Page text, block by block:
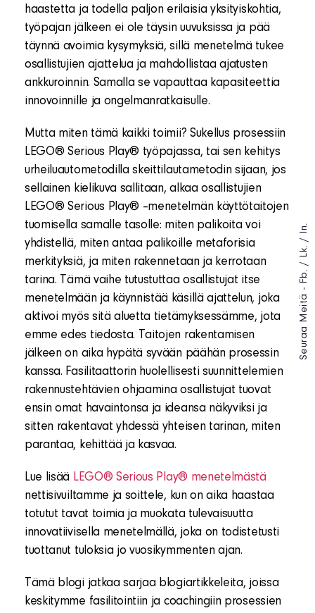
Seuraa Meitä -
Fb.
/
Lk.
/
In.
haastetta ja todella paljon erilaisia yksityiskohtia,
työpajan jälkeen ei ole täysin uuvuksissa ja pää
täynnä avoimia kysymyksiä, sillä menetelmä tukee
osallistujien ajattelua ja mahdollistaa ajatusten
ankkuroinnin. Samalla se vapauttaa kapasiteettia
innovoinnille ja ongelmanratkaisulle.
Mutta miten tämä kaikki toimii? Sukellus prosessiin
LEGO® Serious Play® työpajassa, tai sen kehitys
urheiluautometodilla skeittilautametodin sijaan, jos
sellainen kielikuva sallitaan, alkaa osallistujien
LEGO® Serious Play® –menetelmän käyttötaitojen
tuomisella samalle tasolle: miten palikoita voi
yhdistellä, miten antaa palikoille metaforisia
merkityksiä, ja miten rakennetaan ja kerrotaan
tarina. Tämä vaihe tutustuttaa osallistujat itse
menetelmään ja käynnistää käsillä ajattelun, joka
aktivoi myös sitä aluetta tietämyksessämme, jota
emme edes tiedosta. Taitojen rakentamisen
jälkeen on aika hypätä syvään päähän prosessin
kanssa. Fasilitaattorin huolellisesti suunnittelemien
rakennustehtävien ohjaamina osallistujat tuovat
ensin omat havaintonsa ja ideansa näkyviksi ja
sitten rakentavat yhdessä yhteisen tarinan, miten
parantaa, kehittää ja kasvaa.
Lue lisää LEGO® Serious Play® menetelmästä
nettisivuiltamme ja soittele, kun on aika haastaa
totutut tavat toimia ja muokata tulevaisuutta
innovatiivisella menetelmällä, joka on todistetusti
tuottanut tuloksia jo vuosikymmenten ajan.
Tämä blogi jatkaa sarjaa blogiartikkeleita, joissa
keskitymme fasilitointiin ja coachingiin prosessien